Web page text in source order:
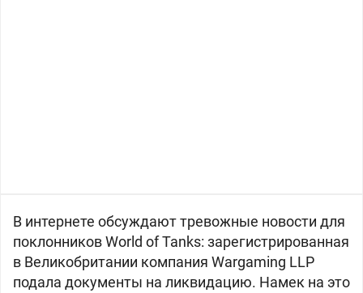
В интернете обсуждают тревожные новости для
поклонников World of Tanks: зарегистрированная
в Великобритании компания Wargaming LLP
подала документы на ликвидацию. Намек на это